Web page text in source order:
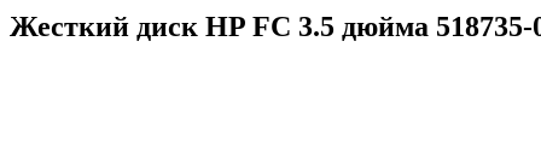
Жесткий диск HP FC 3.5 дюйма 518735-